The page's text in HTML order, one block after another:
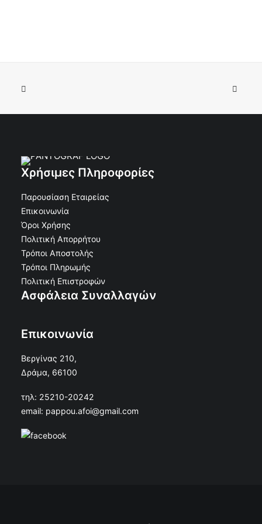
Χρήσιμες Πληροφορίες
Παρουσίαση Εταιρείας
Επικοινωνία
Όροι Χρήσης
Πολιτική Απορρήτου
Τρόποι Αποστολής
Τρόποι Πληρωμής
Πολιτική Επιστροφών
Ασφάλεια Συναλλαγών
Επικοινωνία
Βεργίνας 210,
Δράμα, 66100
τηλ: 25210-20242
email: pappou.afoi@gmail.com